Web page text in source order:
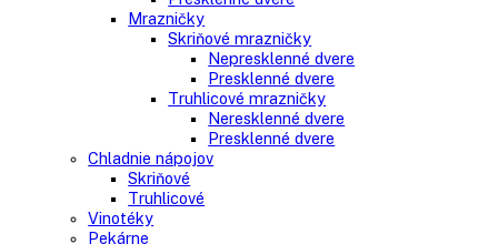
Gastro prevádzky
Kombinované chladničky
Chladničky
Nepresklenné dvere
Presklenné dvere
Mrazničky
Skriňové mrazničky